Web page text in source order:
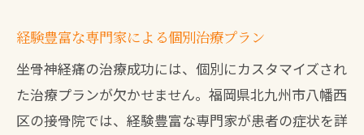
地域の特性を生かした治療とは
接骨院が提供するユニークなサービス
患者への温かいサポート体制
地域社会への貢献と健康促進
経験豊富な専門家による個別治療プラン
坐骨神経痛の治療成功には、個別にカスタマイズされ
た治療プランが欠かせません。福岡県北九州市八幡西
区の接骨院では、経験豊富な専門家が患者の症状を詳